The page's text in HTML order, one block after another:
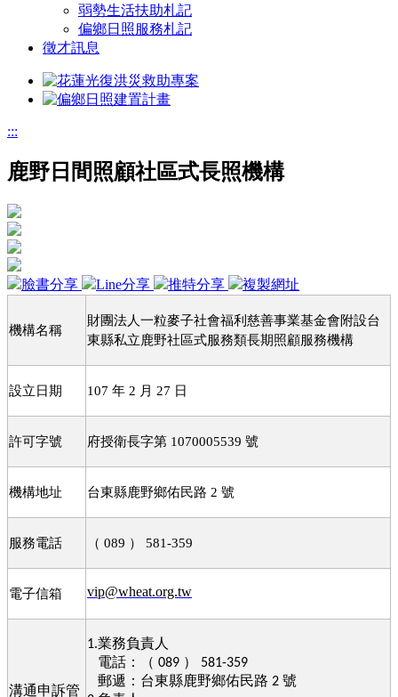
弱勢生活扶助札記
偏鄉日照服務札記
徵才訊息
:::
鹿野日間照顧社區式長照機構
臉書分享 Line分享 推特分享 複製網址
機構名稱
財團法人一粒麥子社會福利慈善事業基金會附設台
東縣私立鹿野社區式服務類長期照顧服務機構
設立日期 107 年 2 月 27 日
許可字號 府授衛長字第 1070005539 號
機構地址 台東縣鹿野鄉佑民路 2 號
服務電話 （ 089 ） 581-359
電子信箱 vip@wheat.org.tw
溝通申訴管
1.業務負責人
電話：
（ 089 ） 581-359
郵遞：台東縣鹿野鄉佑民路 2 號